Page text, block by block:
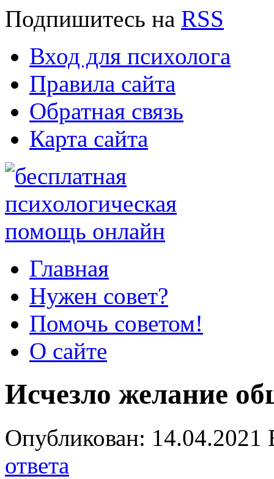
Подпишитесь на RSS
Вход для психолога
Правила сайта
Обратная связь
Карта сайта
Главная
Нужен совет?
Помочь советом!
О сайте
Исчезло желание
Опубликован:
ответа